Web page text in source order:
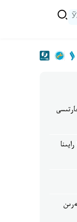
جارتىسى
اۋا رايىنا